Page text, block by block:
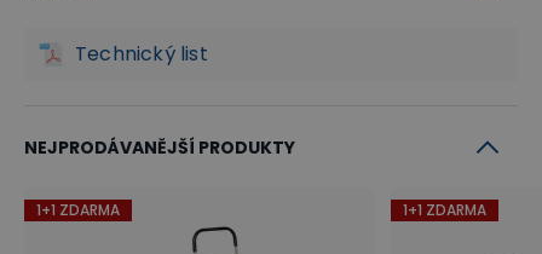
Technický list
NEJPRODÁVANĚJŠÍ PRODUKTY
1+1 ZDARMA 1+1 ZDARMA